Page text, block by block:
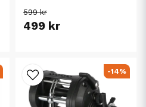
599 kr
499 kr
-14%